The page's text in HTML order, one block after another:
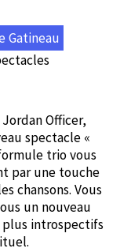
Gatineau
Officer,
spectacle «
trio vous
par une touche
chansons. Vous
un nouveau
plus introspectifs